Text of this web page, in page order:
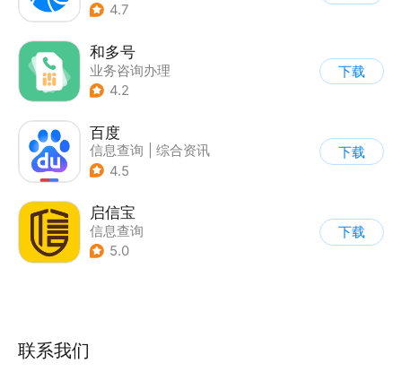
4.7
和多号
业务咨询办理
4.2
下载
百度
信息查询
综合资讯
4.5
下载
启信宝
信息查询
5.0
下载
联系我们